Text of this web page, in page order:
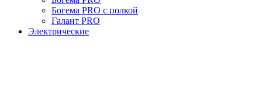
Богема PRO с полкой
Галант PRO
Электрические